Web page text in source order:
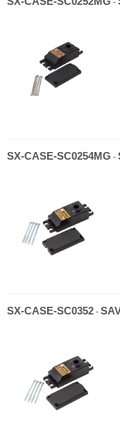
-
SX-CASE-SC0254MG -
SX-CASE-SC0352 -